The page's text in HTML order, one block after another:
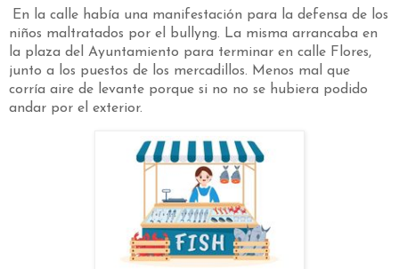
En la calle había una manifestación para la defensa de los
niños maltratados por el bullyng. La misma arrancaba en
la plaza del Ayuntamiento para terminar en calle Flores,
junto a los puestos de los mercadillos. Menos mal que
corría aire de levante porque si no no se hubiera podido
andar por el exterior.